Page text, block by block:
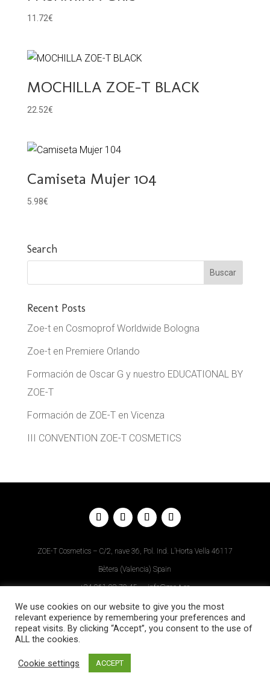
11.72€
MOCHILLA ZOE-T BLACK
22.52€
Camiseta Mujer 104
5.98€
Search
Recent Posts
Zoe-t en Cosmoprof Worldwide Bologna
Zoe-t en Premiere Orlando
Formación de Oscar G y nuestro EDUCATIONAL BY
ZOE-T
Formación de ZOE-T en Vicenza
III CONVENTION ZOE-T COSMETICS
ZOE-T Cosmetics – C/2, nave 36, Pol. Ind. L’Horta Vella 46117
Bètera (Valencia) Spain
+34961 93 70 45–info@zoe-t.es
Aviso Legal–Política de Privacidad– Política de Cookies–Diseño
Web
We use cookies on our website to give you the most
relevant experience by remembering your preferences and
repeat visits. By clicking “Accept”, you consent to the use of
ALL the cookies.
Cookie settings ACCEPT